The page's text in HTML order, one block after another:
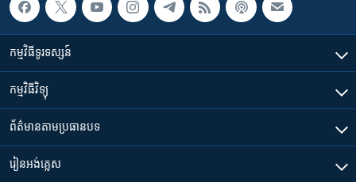
កម្មវិធី​ទូរទស្សន៍
កម្មវិធី​វិទ្យុ
ព័ត៌មាន​តាមប្រធានបទ​
រៀន​​អង់គ្លេស